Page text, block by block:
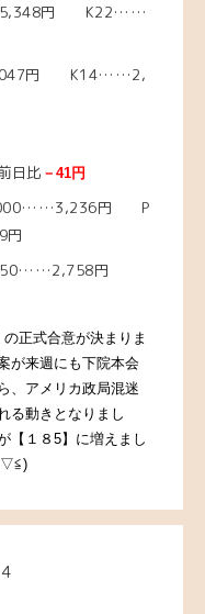
円 K22……
円 K14……2,
日比 －41円
円 P
円
正式合意が決まりま
が来週にも下院本会
、アメリカ政局混迷
る動きとなりまし
【１８5】に増えまし